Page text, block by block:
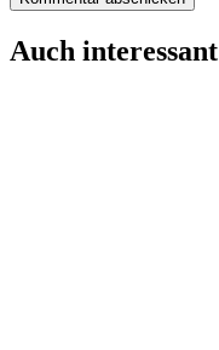
Auch interessant